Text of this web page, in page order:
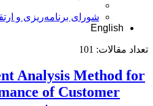
شورای برنامه‌ریزی و
English
تعداد مقالات: 101
Analysis Method for
of Customer